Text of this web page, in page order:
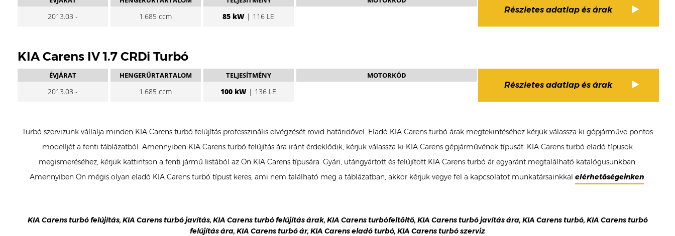
2013.03 - 1.685 ccm 85 kW | 116 LE
Részletes adatlap és árak
KIA Carens IV 1.7 CRDi Turbó
ÉVJÁRAT
2013.03 -
HENGERŰRTARTALOM
1.685 ccm
TELJESÍTMÉNY
100 kW | 136 LE
MOTORKÓD
Részletes adatlap és árak
Turbó szervizünk vállalja minden KIA Carens turbó felújítás professzinális elvégzését rövid határidővel. Eladó KIA Carens turbó árak megtekintéséhez kérjük válassza ki gépjárműve pontos
modelljét a fenti táblázatból. Amennyiben KIA Carens turbó felújítás ára iránt érdeklődik, kérjük válassza ki KIA Carens gépjárművének típusát. KIA Carens turbó eladó típusok
megismeréséhez, kérjük kattintson a fenti jármű listából az Ön KIA Carens típusára. Gyári, utángyártott és felújított KIA Carens turbó ár egyaránt megtalálható katalógusunkban.
Amennyiben Ön mégis olyan eladó KIA Carens turbó típust keres, ami nem található meg a táblázatban, akkor kérjük vegye fel a kapcsolatot munkatársainkkal elérhetőségeinken.
KIA Carens turbó felújítás, KIA Carens turbó javítás, KIA Carens turbó felújítás árak, KIA Carens turbófeltöltő, KIA Carens turbó javítás ára, KIA Carens turbó, KIA Carens turbó
felújítás ára, KIA Carens turbó ár, KIA Carens eladó turbó, KIA Carens turbó szerviz